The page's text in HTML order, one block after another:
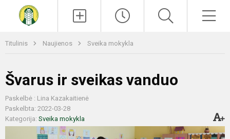
Titulinis Naujienos Sveika mokykla
Švarus ir sveikas vanduo
Paskelbė : Lina Kazakaitienė
Paskelbta: 2022-03-28
Kategorija: Sveika mokykla